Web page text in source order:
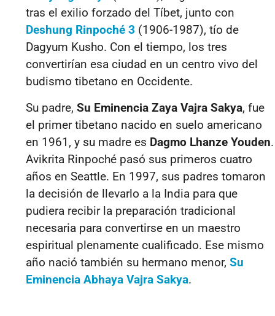
tras el exilio forzado del Tíbet, junto con
Deshung Rinpoché 3 (1906-1987), tío de
Dagyum Kusho. Con el tiempo, los tres
convertirían esa ciudad en un centro vivo del
budismo tibetano en Occidente.
Su padre, Su Eminencia Zaya Vajra Sakya, fue
el primer tibetano nacido en suelo americano
en 1961, y su madre es Dagmo Lhanze Youden.
Avikrita Rinpoché pasó sus primeros cuatro
años en Seattle. En 1997, sus padres tomaron
la decisión de llevarlo a la India para que
pudiera recibir la preparación tradicional
necesaria para convertirse en un maestro
espiritual plenamente cualificado. Ese mismo
año nació también su hermano menor, Su
Eminencia Abhaya Vajra Sakya.